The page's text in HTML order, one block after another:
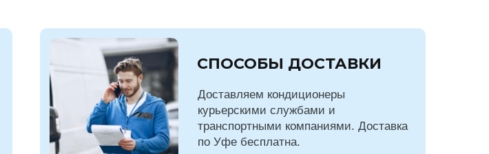
Доставляем кондиционеры
курьерскими службами и
транспортными компаниями. Доставка
по Уфе бесплатна.
СПОСОБЫ ДОСТАВКИ